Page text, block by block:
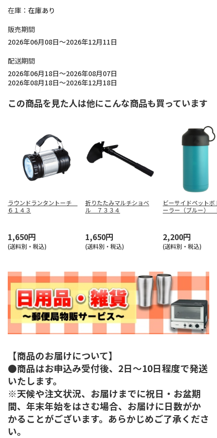
在庫
在庫あり
販売期間
2026年06月08日～2026年12月11日
配送期間
2026年06月18日～2026年08月07日
2026年08月18日～2026年12月18日
この商品を見た人は他にこんな商品も買っています
ラウンドランタントーチ
６１４３
1,650円
(送料別・税込)
折りたたみマルチショベ
ル ７３３４
1,650円
(送料別・税込)
ビーサイドペットボ
ーラー（ブルー）
2,200円
(送料別・税込)
【商品のお届けについて】
●商品はお申込み受付後、2日～10日程度で発送
いたします。
※天候や注文状況、お届けまでに祝日・お盆期
間、年末年始をはさむ場合、お届けに日数がか
かることがございます。あらかじめご了承くださ
い。